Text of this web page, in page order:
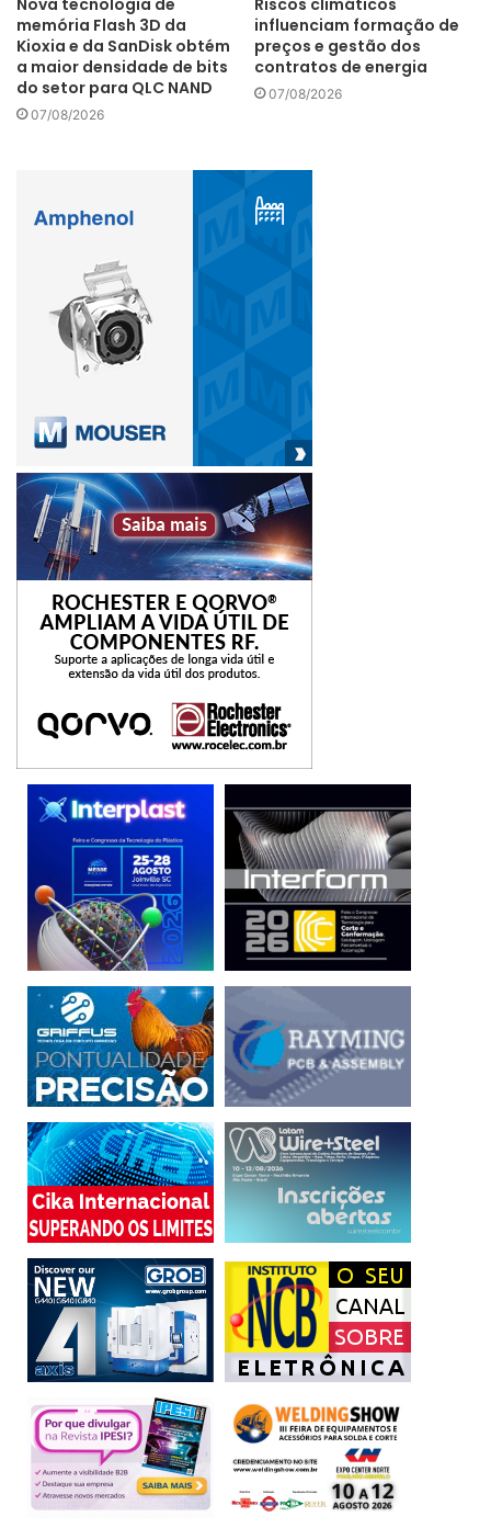
memória Flash 3D da
Kioxia e da SanDisk obtém
a maior densidade de bits
do setor para QLC NAND
07/08/2026
influenciam formação de
preços e gestão dos
contratos de energia
07/08/2026